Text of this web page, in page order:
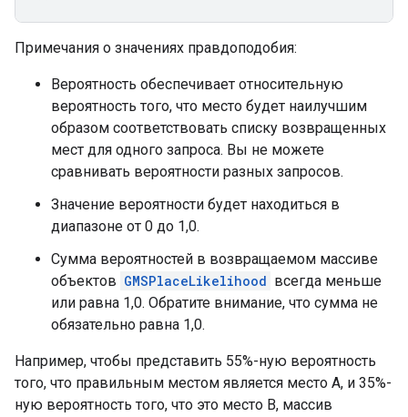
Примечания о значениях правдоподобия:
Вероятность обеспечивает относительную
вероятность того, что место будет наилучшим
образом соответствовать списку возвращенных
мест для одного запроса. Вы не можете
сравнивать вероятности разных запросов.
Значение вероятности будет находиться в
диапазоне от 0 до 1,0.
Сумма вероятностей в возвращаемом массиве
объектов GMSPlaceLikelihood всегда меньше
или равна 1,0. Обратите внимание, что сумма не
обязательно равна 1,0.
Например, чтобы представить 55%-ную вероятность
того, что правильным местом является место A, и 35%-
ную вероятность того, что это место B, массив